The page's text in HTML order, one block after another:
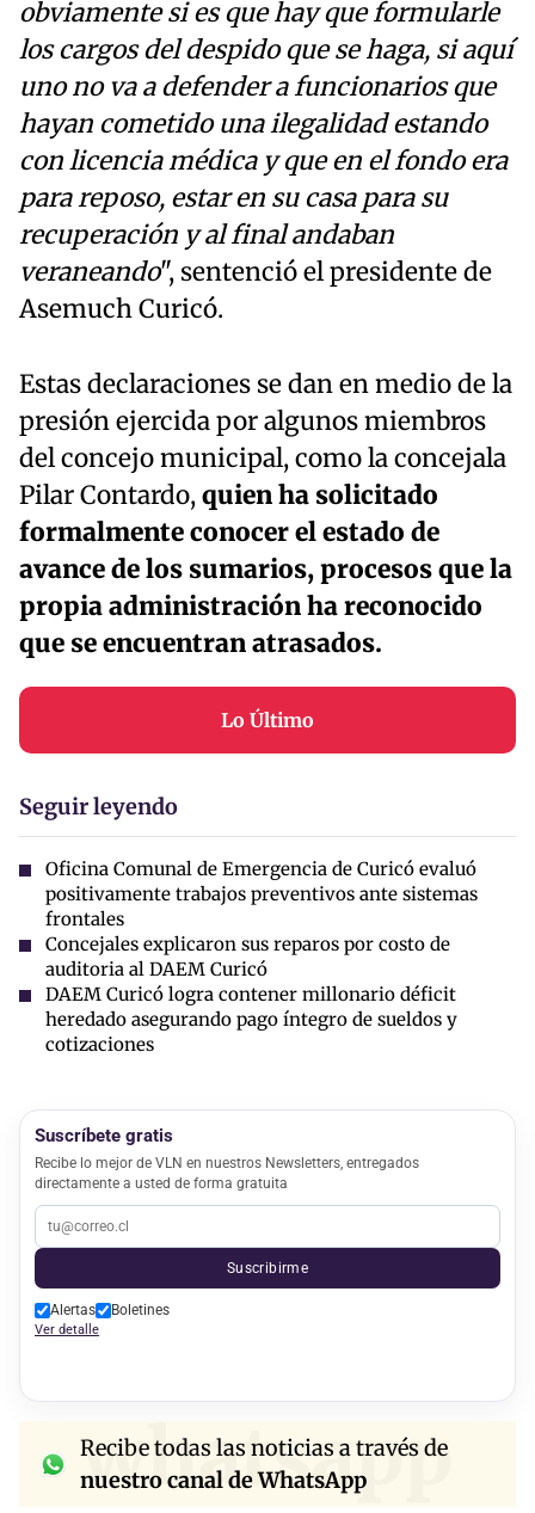
obviamente si es que hay que formularle
los cargos del despido que se haga, si aquí
uno no va a defender a funcionarios que
hayan cometido una ilegalidad estando
con licencia médica y que en el fondo era
para reposo, estar en su casa para su
recuperación y al final andaban
veraneando", sentenció el presidente de
Asemuch Curicó.
Estas declaraciones se dan en medio de la
presión ejercida por algunos miembros
del concejo municipal, como la concejala
Pilar Contardo,quien ha solicitado
formalmente conocer el estado de
avance de los sumarios, procesos que la
propia administración ha reconocido
que se encuentran atrasados.
Lo Último
Seguir leyendo
Oficina Comunal de Emergencia de Curicó evaluó
positivamente trabajos preventivos ante sistemas
frontales
Concejales explicaron sus reparos por costo de
auditoria al DAEM Curicó
DAEM Curicó logra contener millonario déficit
heredado asegurando pago íntegro de sueldos y
cotizaciones
Suscríbete gratis
Recibe lo mejor de VLN en nuestros Newsletters, entregados
directamente a usted de forma gratuita
Suscribirme
Alertas Boletines
Ver detalle
whatsapp
Recibe todas las noticias a través de
nuestro canal de WhatsApp